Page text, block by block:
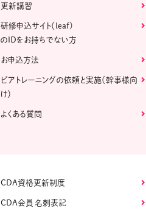
更新講習
研修申込サイト（leaf)
のIDをお持ちでない方
お申込方法
ピアトレーニングの依頼と実施（幹事様向
け）
よくある質問
CDA資格更新制度
CDA会員 名刺表記